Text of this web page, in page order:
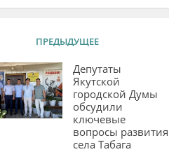
ПРЕДЫДУЩЕЕ
Депутаты
Якутской
городской Думы
обсудили
ключевые
вопросы развития
села Табага